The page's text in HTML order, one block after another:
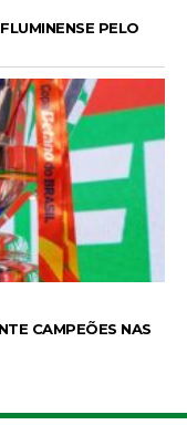
PELO
CAMPEÕES NAS